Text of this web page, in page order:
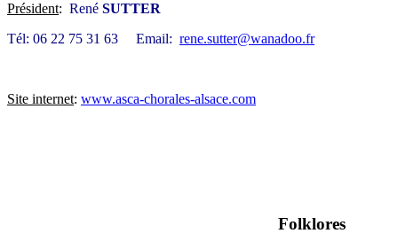
Président: René SUTTER
Tél: 06 22 75 31 63 Email: rene.sutter@wanadoo.fr
Site internet: www.asca-chorales-alsace.com
Folklores